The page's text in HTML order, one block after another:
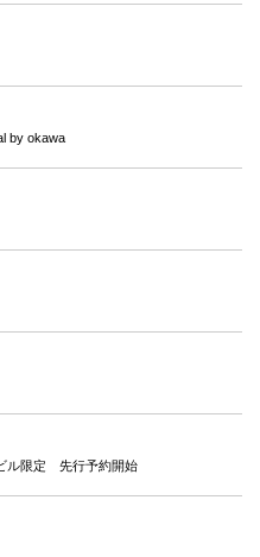
by okawa
ル限定 先行予約開始